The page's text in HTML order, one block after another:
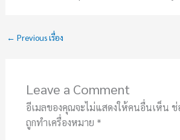
← Previous เรื่อง
Leave a Comment
อีเมลของคุณจะไม่แสดงให้คนอื่นเห็น ช่
ถูกทำเครื่องหมาย *